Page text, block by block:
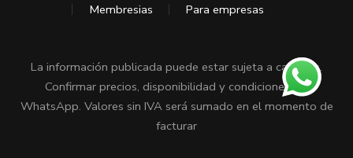
Membresias
Para empresas
La información publicada puede estar sujeta a cambios.
Confirmar precios, disponibilidad y condiciones vía
WhatsApp. Valores sin IVA será sumado en el momento de
facturar